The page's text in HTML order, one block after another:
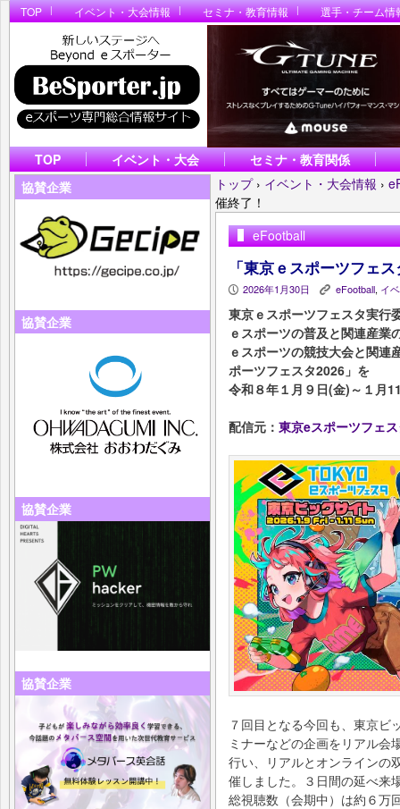
TOP イベント・大会情報 セミナ・教育情報 選手・チーム情
TOP イベント・大会
セミナ・教育関係
協賛企業
協賛企業
協賛企業
協賛企業
トップ › イベント・大会情報 ›
催終了！
eFootball
「東京ｅスポーツフェ
P 2026年1月30日 K eFootball, イ
東京ｅスポーツフェスタ実行
ｅスポーツの普及と関連産業
ｅスポーツの競技大会と関連
ポーツフェスタ2026」を
令和８年１月９日(金)～１月
配信元： 東京eスポーツフェ
７回目となる今回も、東京ビ
ミナーなどの企画をリアル会
行い、リアルとオンラインの
催しました。３日間の延べ来
総視聴数（会期中）は約６万